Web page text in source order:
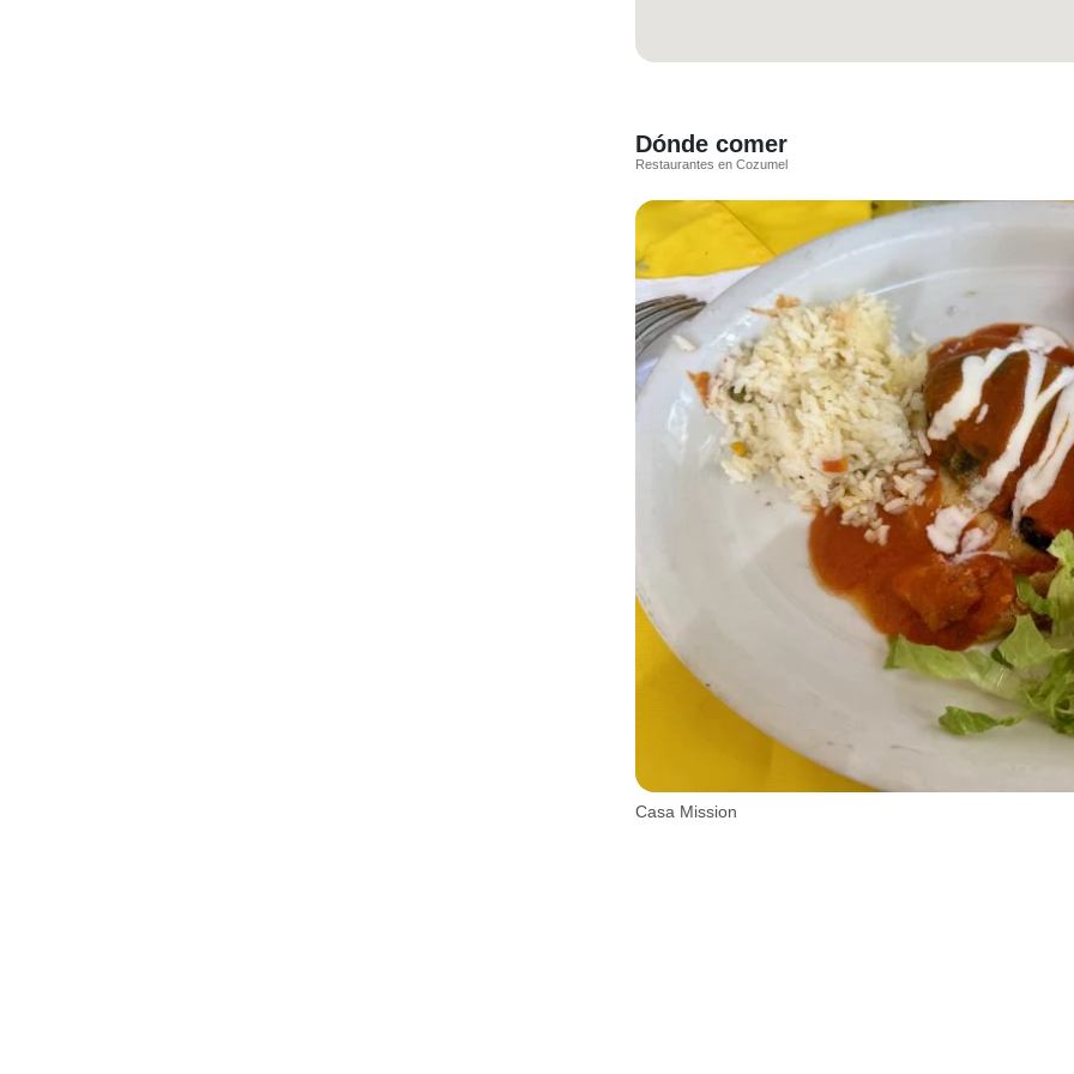
Dónde comer
Restaurantes en Cozumel
Casa Mission